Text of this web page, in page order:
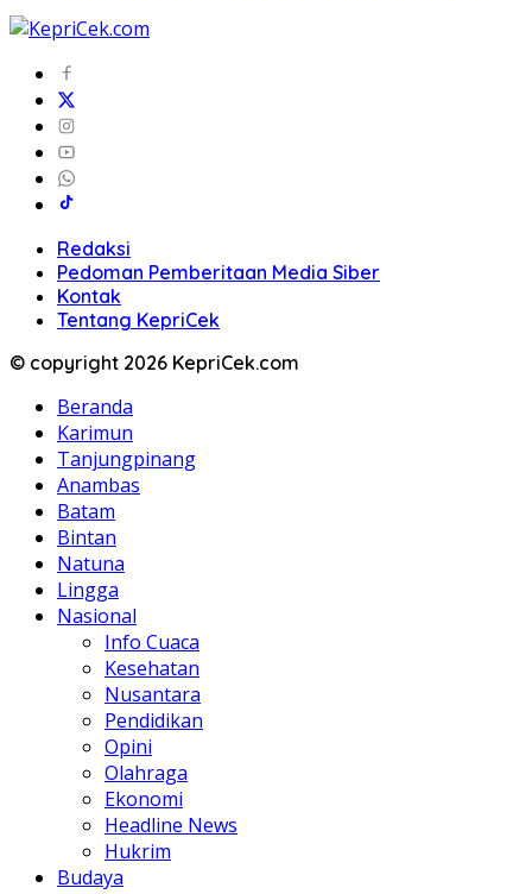
Redaksi
Pedoman Pemberitaan Media Siber
Kontak
Tentang KepriCek
© copyright 2026 KepriCek.com
Beranda
Karimun
Tanjungpinang
Anambas
Batam
Bintan
Natuna
Lingga
Nasional
Info Cuaca
Kesehatan
Nusantara
Pendidikan
Opini
Olahraga
Ekonomi
Headline News
Hukrim
Budaya